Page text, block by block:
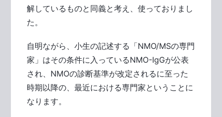
解しているものと同義と考え、使っておりまし
た。
自明ながら、小生の記述する「NMO/MSの専門
家」はその条件に入っているNMO-IgGが公表
され、NMOの診断基準が改定されるに至った
時期以降の、最近における専門家ということに
なります。